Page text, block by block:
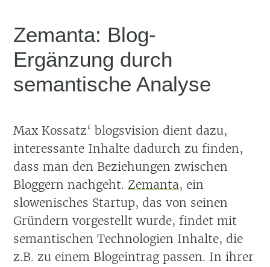
Zemanta: Blog-
Ergänzung durch
semantische Analyse
Max Kossatz‘ blogsvision dient dazu,
interessante Inhalte dadurch zu finden,
dass man den Beziehungen zwischen
Bloggern nachgeht. Zemanta, ein
slowenisches Startup, das von seinen
Gründern vorgestellt wurde, findet mit
semantischen Technologien Inhalte, die
z.B. zu einem Blogeintrag passen. In ihrer